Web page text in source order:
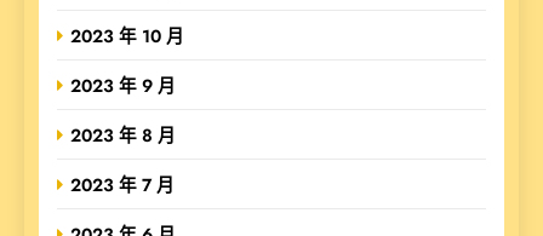
2023 年 10 月
2023 年 9 月
2023 年 8 月
2023 年 7 月